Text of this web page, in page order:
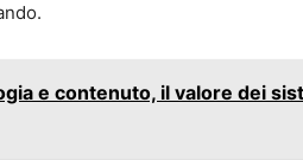
e contenuto, il valore dei